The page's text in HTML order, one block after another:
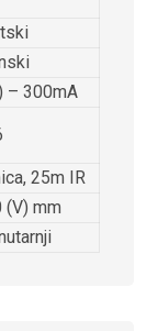
– 300mA
25m IR
(V) mm